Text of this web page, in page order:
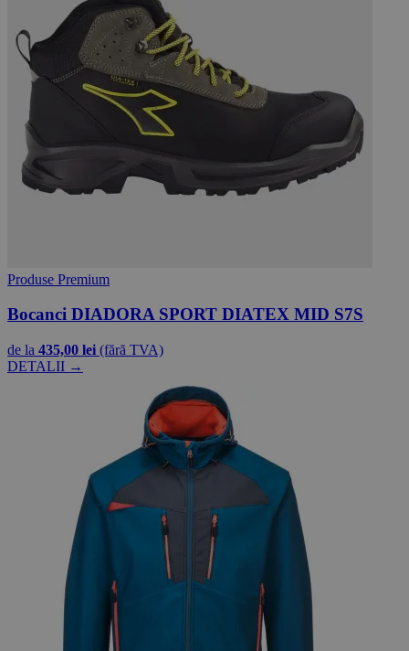
Produse Premium
Bocanci DIADORA SPORT DIATEX MID S7S
de la 435,00 lei (fără TVA)
DETALII →